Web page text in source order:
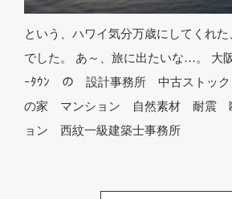
という、ハワイ気分万歳にしてくれた
でした。 あ～、旅に出たいな…。
ｰﾀｳﾝ の 設計事務所 中古ストッ
の家 マンション 自然素材 耐震
ョン 西紋一級建築士事務所